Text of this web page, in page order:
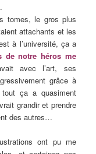
tomes, le gros plus
attachants et les
à l’université, ça a
de notre héros me
avec l’art, ses
grâce à
ça a quasiment
grandir et prendre
des autres…
ont pu me